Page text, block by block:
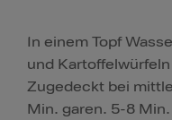
In einem Topf
und
Zugedeckt bei
Min. garen. 5-8